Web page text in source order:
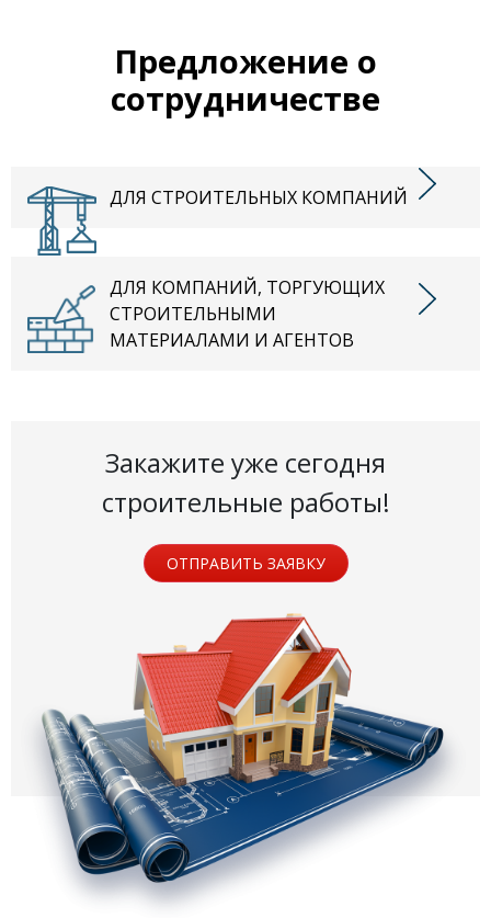
Предложение о
сотрудничестве
ДЛЯ СТРОИТЕЛЬНЫХ КОМПАНИЙ
ДЛЯ КОМПАНИЙ, ТОРГУЮЩИХ
СТРОИТЕЛЬНЫМИ
МАТЕРИАЛАМИ И АГЕНТОВ
Закажите уже сегодня
строительные работы!
ОТПРАВИТЬ ЗАЯВКУ